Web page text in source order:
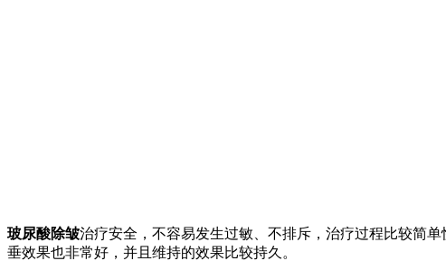
玻尿酸除皱治疗安全，不容易发生过敏、不排斥，治疗过程比较简
垂效果也非常好，并且维持的效果比较持久。